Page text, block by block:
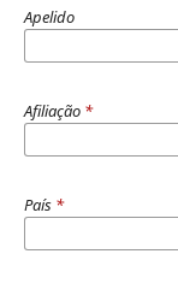
Apelido
Afiliação *
País *